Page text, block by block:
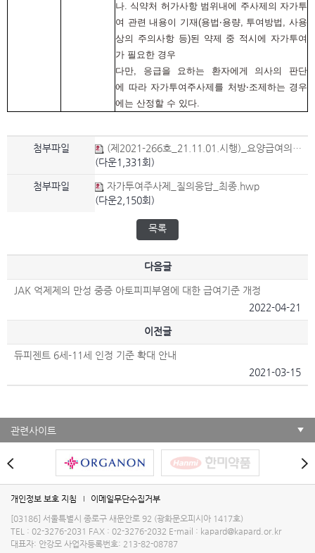
나. 식약처 허가사항 범위내에 주사제의 자가투
여 관련 내용이 기재(용법‧용량, 투여방법, 사용
상의 주의사항 등)된 약제 중 적시에 자가투여
가 필요한 경우
다만, 응급을 요하는 환자에게 의사의 판단
에 따라 자가투여주사제를 처방‧조제하는 경우
에는 산정할 수 있다.
첨부파일
(제2021-266호_21.11.01.시행)_요양급여의_적용기준_및_방법에_관한_세부사항_일부개정안.hwp
(다운1,331회)
첨부파일
자가투여주사제_질의응답_최종.hwp
(다운2,150회)
목록
다음글
JAK 억제제의 만성 중증 아토피피부염에 대한 급여기준 개정
2022-04-21
이전글
듀피젠트 6세-11세 인정 기준 확대 안내
2021-03-15
관련사이트
개인정보 보호 지침
이메일무단수집거부
[03186] 서울특별시 종로구 새문안로 92 (광화문오피시아 1417호)
TEL : 02-3276-2031 FAX : 02-3276-2032 E-mail : kapard@kapard.or.kr
대표자: 안강모 사업자등록번호: 213-82-08787